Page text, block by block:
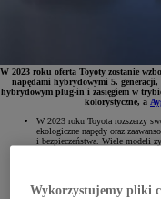
W 2023 roku oferta Toyoty zostanie
napędami hybrydowymi 5. generacji,
hybrydowym plug-in i zasięgiem w
kolorystyczne, a
W 2023 roku Toyota rozszerzy
ekologiczne napędy oraz
i bezpieczeństwa. Wiele modeli
Wykorzystujemy pliki